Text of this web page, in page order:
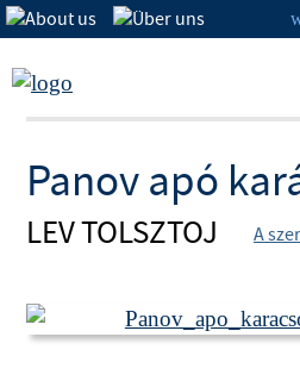
Panov apó
LEV TOLSZTOJ A